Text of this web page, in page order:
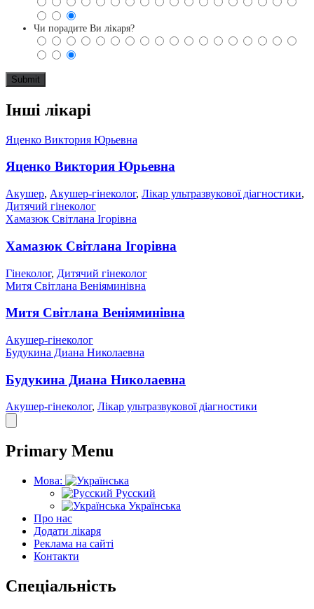
Чи порадите Ви лікаря?
Інші лікарі
Яценко Виктория Юрьевна
Яценко Виктория Юрьевна
Акушер, Акушер-гінеколог, Лікар ультразвукової діагностики,
Дитячий гінеколог
Хамазюк Світлана Ігорівна
Хамазюк Світлана Ігорівна
Гінеколог, Дитячий гінеколог
Митя Світлана Веніяминівна
Митя Світлана Веніяминівна
Акушер-гінеколог
Будукина Диана Николаевна
Будукина Диана Николаевна
Акушер-гінеколог, Лікар ультразвукової діагностики
Primary Menu
Мова:
Русский
Українська
Про нас
Додати лікаря
Реклама на сайті
Контакти
Спеціальність